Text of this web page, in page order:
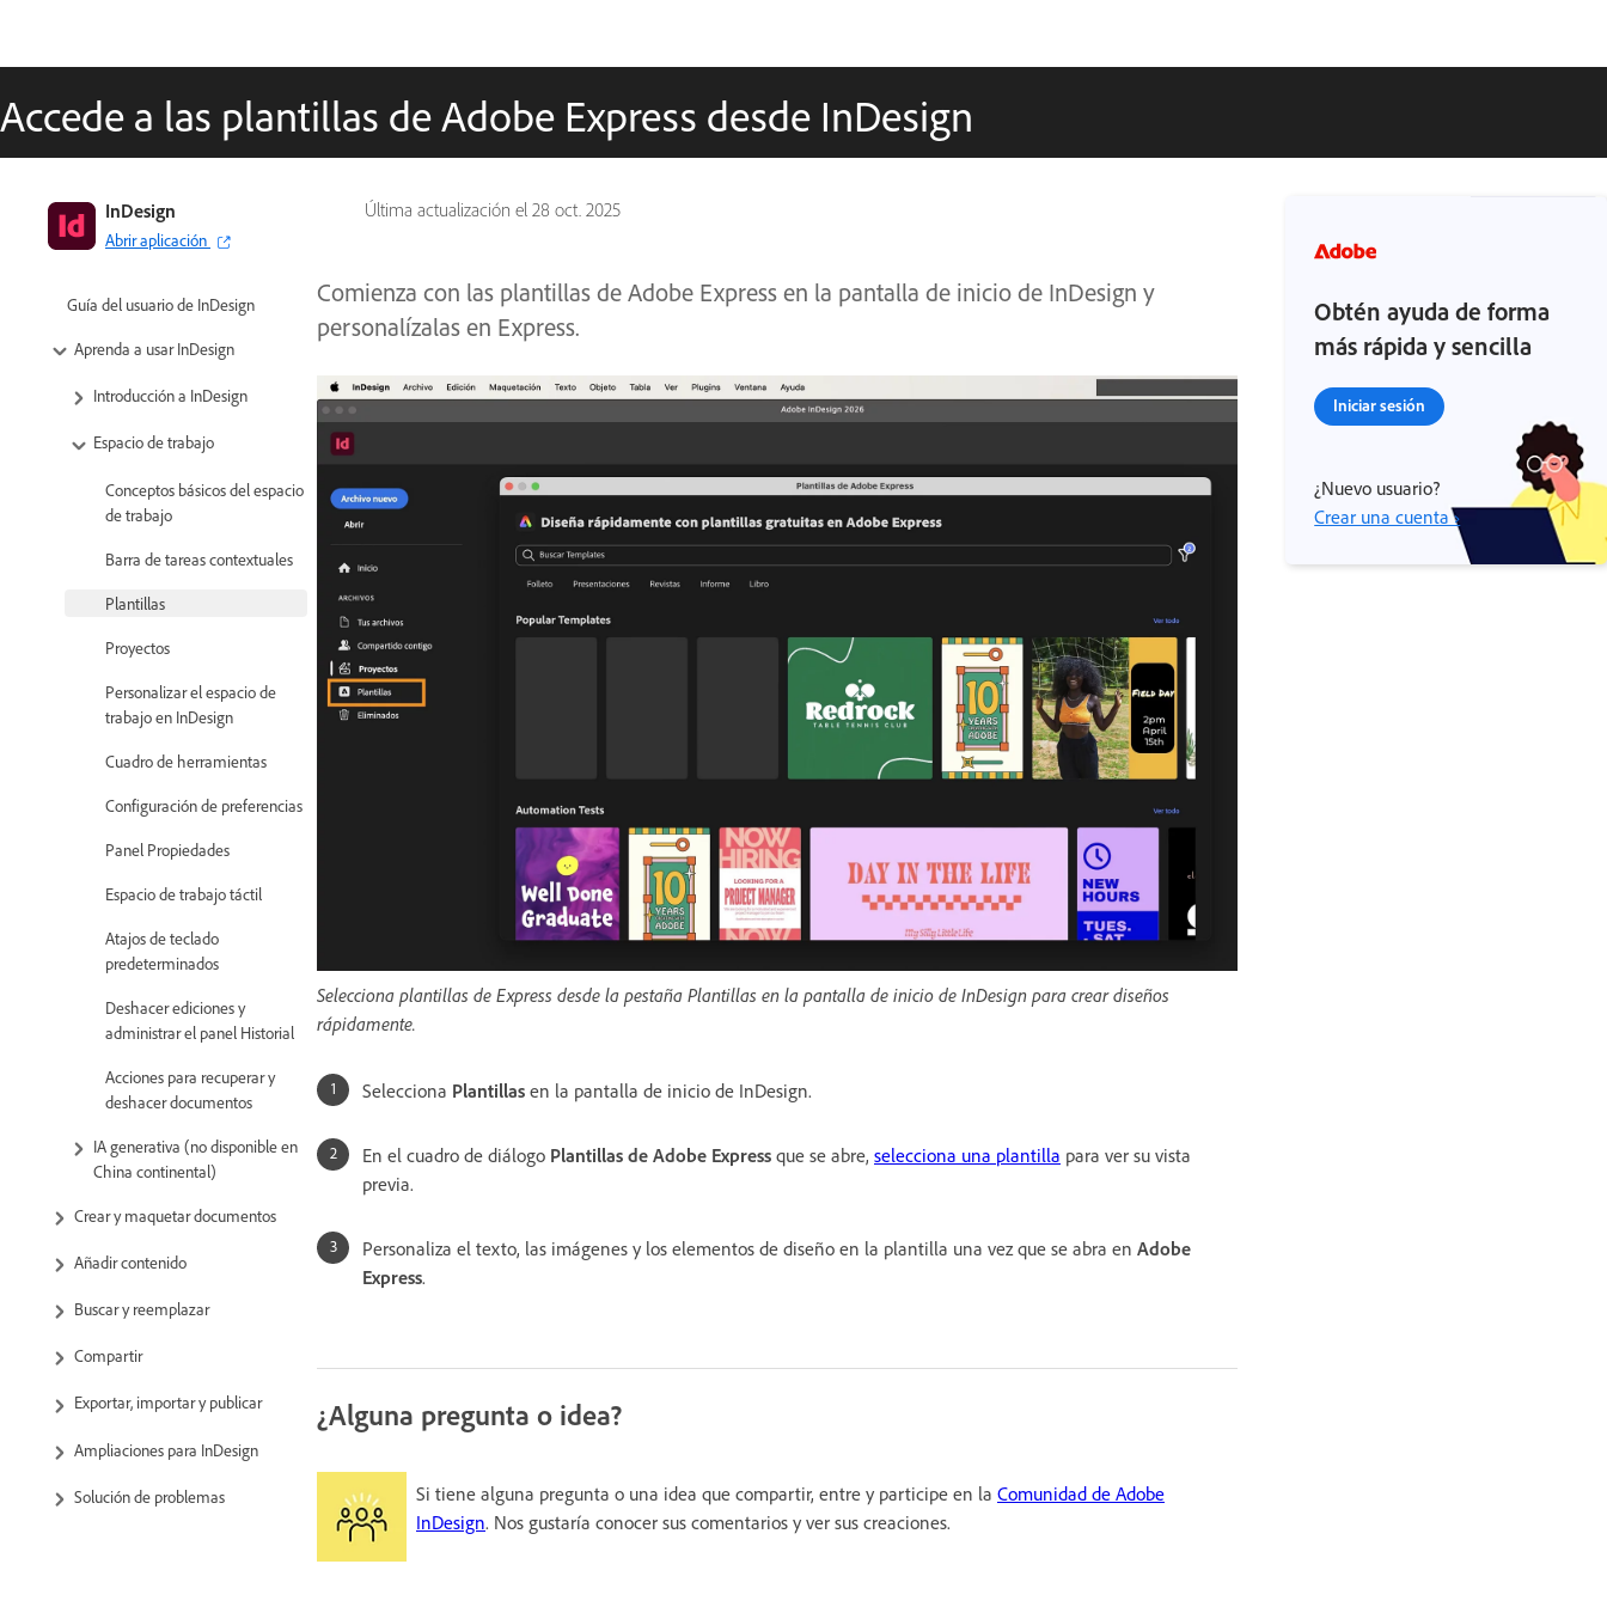
Accede a las plantillas de Adobe Express desde InDesign
Última actualización el 28 oct. 2025
InDesign
Abrir aplicación
Guía del usuario de InDesign
Aprenda a usar InDesign
Introducción a InDesign
Espacio de trabajo
Conceptos básicos del espacio
de trabajo
Barra de tareas contextuales
Plantillas
Proyectos
Personalizar el espacio de
trabajo en InDesign
Cuadro de herramientas
Configuración de preferencias
Panel Propiedades
Espacio de trabajo táctil
Atajos de teclado
predeterminados
Deshacer ediciones y
administrar el panel Historial
Acciones para recuperar y
deshacer documentos
IA generativa (no disponible en
China continental)
Crear y maquetar documentos
Añadir contenido
Buscar y reemplazar
Compartir
Exportar, importar y publicar
Ampliaciones para InDesign
Solución de problemas
Comienza con las plantillas de Adobe Express en la pantalla de inicio de InDesign y
personalízalas en Express.
Selecciona plantillas de Express desde la pestaña Plantillas en la pantalla de inicio de InDesign para crear diseños
rápidamente.
Selecciona Plantillas en la pantalla de inicio de InDesign.
En el cuadro de diálogo Plantillas de Adobe Express que se abre, selecciona una plantilla para ver su vista
previa.
Personaliza el texto, las imágenes y los elementos de diseño en la plantilla una vez que se abra en Adobe
Express.
¿Alguna pregunta o idea?
Si tiene alguna pregunta o una idea que compartir, entre y participe en la Comunidad de Adobe
InDesign. Nos gustaría conocer sus comentarios y ver sus creaciones.
Obtén ayuda de forma
más rápida y sencilla
Iniciar sesión
¿Nuevo usuario?
Crear una cuenta ›